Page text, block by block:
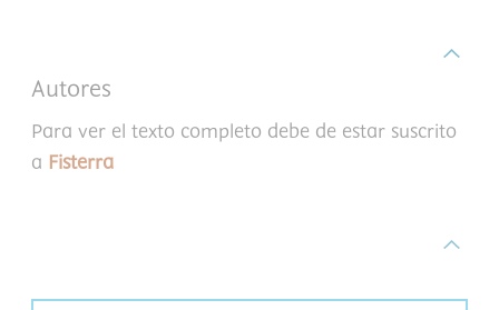
Autores
Para ver el texto completo debe de estar suscrito
a Fisterra